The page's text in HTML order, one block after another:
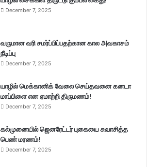
December 7, 2025
வருமான வரி சமர்ப்பிப்பதற்கான கால அவகாசம்
நீடிப்பு
December 7, 2025
யாழில் மெக்கானிக் வேலை செய்தவனை கனடா
மாப்பிளை என ஏமாற்றி திருமணம்!
December 7, 2025
கல்முனையில் ஜெனரேட்டர் புகையை சுவாசித்த
பெண் மரணம்!
December 7, 2025